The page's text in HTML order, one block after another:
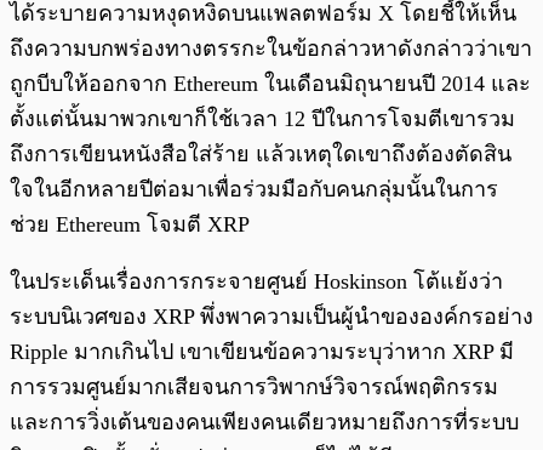
ได้ระบายความหงุดหงิดบนแพลตฟอร์ม X โดยชี้ให้เห็น
ถึงความบกพร่องทางตรรกะในข้อกล่าวหาดังกล่าวว่าเขา
ถูกบีบให้ออกจาก Ethereum ในเดือนมิถุนายนปี 2014 และ
ตั้งแต่นั้นมาพวกเขาก็ใช้เวลา 12 ปีในการโจมตีเขารวม
ถึงการเขียนหนังสือใส่ร้าย แล้วเหตุใดเขาถึงต้องตัดสิน
ใจในอีกหลายปีต่อมาเพื่อร่วมมือกับคนกลุ่มนั้นในการ
ช่วย Ethereum โจมตี XRP
ในประเด็นเรื่องการกระจายศูนย์ Hoskinson โต้แย้งว่า
ระบบนิเวศของ XRP พึ่งพาความเป็นผู้นำขององค์กรอย่าง
Ripple มากเกินไป เขาเขียนข้อความระบุว่าหาก XRP มี
การรวมศูนย์มากเสียจนการวิพากษ์วิจารณ์พฤติกรรม
และการวิ่งเต้นของคนเพียงคนเดียวหมายถึงการที่ระบบ